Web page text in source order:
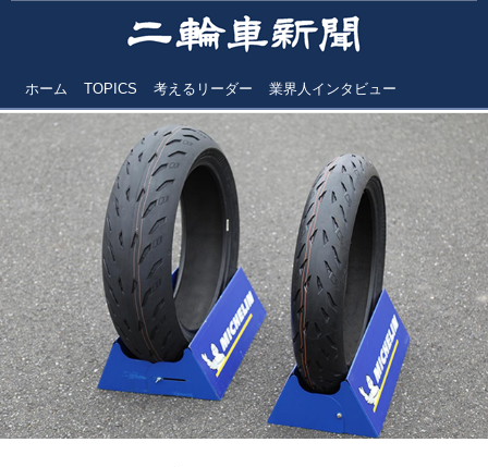
ホーム TOPICS 考えるリーダー 業界人インタビュー